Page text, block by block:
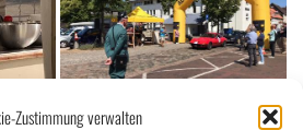
Zustimmung verwalten